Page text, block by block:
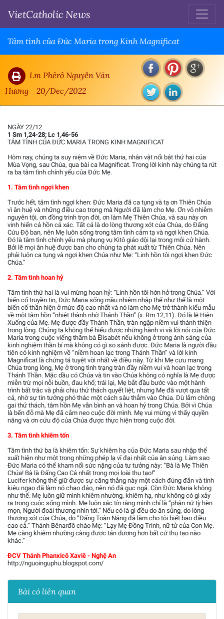
VietCatholic News
Tâm tình của Đức Maria trong Kinh Magnificat
Lm Phêrô Nguyễn Văn
Hương
20/Dec/2022
NGÀY 22/12
1 Sm 1,24-28; Lc 1,46-56
TÂM TÌNH CỦA ĐỨC MARIA TRONG KINH MAGNIFICAT
Hôm nay, chúng ta suy niệm về Đức Maria, nhân vật nổi bật thứ hai của
Mùa Vọng, sau Chúa, qua bài ca Magnificat. Trong lời kinh này chúng ta rút
ra ba tâm tình chính yếu của Đức Mẹ.
1. Tâm tình ngợi khen
Trước hết, tâm tình ngợi khen: Đức Maria đã ca tụng và tạ ơn Thiên Chúa
vì ân huệ và những điều cao trọng mà Người đã làm cho Mẹ. Ơn vô nhiễm
nguyên tội, ơn đồng trinh trọn đời, ơn làm Mẹ Thiên Chúa, và sau này ơn
vinh hiển cả hồn cả xác. Tất cả là do lòng thương xót của Chúa, do Đấng
Cứu Độ ban, nên Mẹ luôn sống trong tâm tình cảm tạ và ngợi khen Chúa.
Đó là tâm tình chính yếu mà phụng vụ Kitô giáo dội lại trong mỗi cử hành.
Bởi lẽ mọi ân huệ được ban cho chúng ta phát xuất từ Thiên Chúa. Nên
phải luôn ca tụng và ngợi khen Chúa như Mẹ: “Linh hồn tôi ngợi khen Đức
Chúa.”
2. Tâm tình hoan hỷ
Tâm tình thứ hai là vui mừng hoan hỷ: “Linh hồn tôi hớn hở trong Chúa.” Với
biến cố truyền tin, Đức Maria sống mầu nhiệm nhập thể như thể là một
biến cố thần hiện ở mức độ cao nhất và nó làm cho Mẹ trở thành kiểu mẫu
về một tâm hồn “nhiệt thành nhờ Thánh Thần” (x. Rm 12,11). Đó là lễ Hiện
Xuống của Mẹ. Mẹ được đầy Thánh Thần, tràn ngập niềm vui thánh thiện
trong lòng. Chúng ta không thể hiểu được những hành vi và lời nói của Đức
Maria trong cuộc viếng thăm bà Êlisabét nếu không ở trong ánh sáng của
kinh nghiệm thần bí mà không có gì so sánh được. Đức Maria là người đầu
tiên có kinh nghiệm về “niềm hoan lạc trong Thánh Thần” và lời kinh
Magnificat là chứng tá tuyệt vời nhất về điều này. Từ khi Mẹ cưu mang
Chúa trong lòng, Mẹ ở trong tình trạng tràn đầy niềm vui và hoan lạc trong
Thánh Thần. Mặc dầu có Chúa và tin vào Chúa không có nghĩa là Mẹ được
miễn trừ mọi nỗi buồn, đau khổ; trái lại, Mẹ bắt đầu bước vào một hành
trình bất trắc và phải chịu thử thách quyết liệt, nhưng Mẹ đã vượt qua tất
cả, nhờ sự tin tưởng phó thác một cách sâu thẳm vào Chúa. Dù lắm chông
gai thử thách, tâm hồn Mẹ vẫn bình an và hoan hỷ trong Chúa. Bởi vì Chúa
là bến đỗ mà Mẹ đã cắm neo cuộc đời mình. Mẹ vui mừng vì thấy quyền
năng và ơn cứu độ của Chúa được thực hiện trong cuộc đời.
3. Tâm tình khiêm tốn
Tâm tình thứ ba là khiêm tốn: Sự khiêm hạ của Đức Maria sau nhập thể
xuất hiện như một trong những phép lạ vĩ đại nhất của ân sủng. Làm sao
Đức Maria có thể kham nổi sức nặng của tư tưởng này: “Bà là Mẹ Thiên
Chúa! Bà là Đấng Cao Cả nhất trong mọi loài thụ tạo!”
Lucifer không thể giữ được sự căng thẳng này một cách đúng đắn và tính
kiêu ngạo đã làm nó chao đảo, nên nó đã gục ngã. Còn Đức Maria không
như thế. Mẹ luôn giữ mình khiêm nhường, khiêm hạ, như không có gì xảy
ra trong cuộc sống mình. Mẹ luôn xác tín rằng mình chỉ là “phận nữ tỳ hèn
mọn, Người đoái thương nhìn tới.” Nếu có là gì đều do ân sủng, do lòng
thương xót của Chúa, do “Đấng Toàn Năng đã làm cho tôi biết bao điều
cao cả.” Thánh Bênarđô chào Mẹ: “Lạy Mẹ Đồng Trinh, nữ tử của Con Mẹ.
Mẹ càng khiêm nhường càng được tán dương hơn bất cứ thụ tạo nào
khác.”
ĐCV Thánh Phanxicô Xaviê - Nghệ An
http://nguoinguphu.blogspot.com/
Bài có liên quan